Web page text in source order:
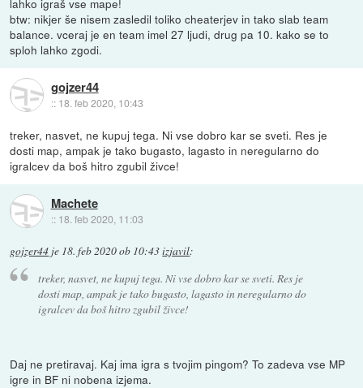
lahko igraš vse mape!
btw: nikjer še nisem zasledil toliko cheaterjev in tako slab team
balance. vceraj je en team imel 27 ljudi, drug pa 10. kako se to
sploh lahko zgodi.
gojzer44
:: 18. feb 2020, 10:43
treker, nasvet, ne kupuj tega. Ni vse dobro kar se sveti. Res je
dosti map, ampak je tako bugasto, lagasto in neregularno do
igralcev da boš hitro zgubil živce!
Machete
:: 18. feb 2020, 11:03
gojzer44 je 18. feb 2020 ob 10:43izjavil:
treker, nasvet, ne kupuj tega. Ni vse dobro kar se sveti. Res je
dosti map, ampak je tako bugasto, lagasto in neregularno do
igralcev da boš hitro zgubil živce!
Daj ne pretiravaj. Kaj ima igra s tvojim pingom? To zadeva vse MP
igre in BF ni nobena izjema.